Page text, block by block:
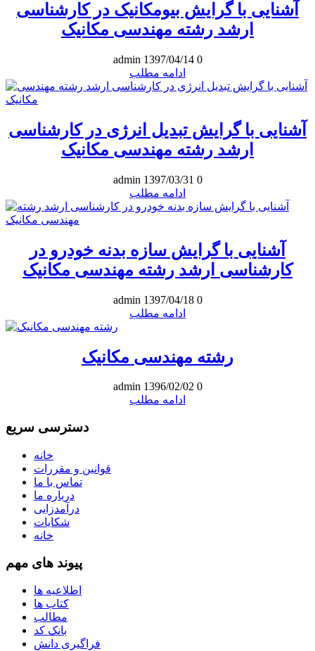
آشنایی با گرایش بیومکانیک در کارشناسی
ارشد رشته مهندسی مکانیک
admin 1397/04/14 0
ادامه مطلب
آشنایی با گرایش تبدیل انرژی در کارشناسی
ارشد رشته مهندسی مکانیک
admin 1397/03/31 0
ادامه مطلب
آشنایی با گرایش سازه بدنه خودرو در
کارشناسی ارشد رشته مهندسی مکانیک
admin 1397/04/18 0
ادامه مطلب
رشته مهندسی مکانیک
admin 1396/02/02 0
ادامه مطلب
دسترسی سریع
خانه
قوانین و مقررات
تماس با ما
درباره ما
درآمدزایی
شکایات
خانه
پیوند های مهم
اطلاعیه ها
کتاب ها
مطالب
بانک کد
فراگیری دانش